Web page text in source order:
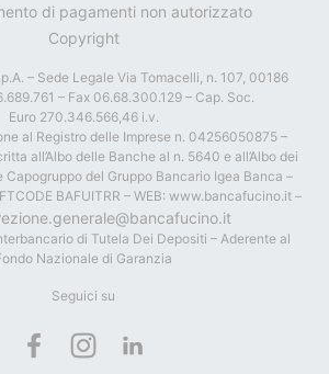
di pagamenti non autorizzato
Copyright
– Sede Legale Via Tomacelli, n. 107, 00186
– Fax 06.68.300.129 – Cap. Soc.
Euro 270.346.566,46 i.v.
al Registro delle Imprese n. 04256050875 –
all’Albo delle Banche al n. 5640 e all’Albo dei
Capogruppo del Gruppo Bancario Igea Banca –
BAFUITRR – WEB: www.bancafucino.it –
di Tutela Dei Depositi – Aderente al
Nazionale di Garanzia
Seguici su